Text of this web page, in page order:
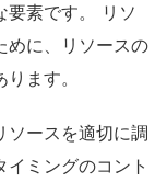
素です。
リソ
めに、リソースの
ます。
ソースを適切に調
ミングのコント